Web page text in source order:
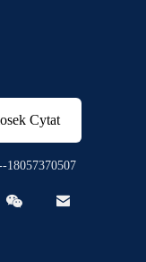
Cytat
18057370507
 